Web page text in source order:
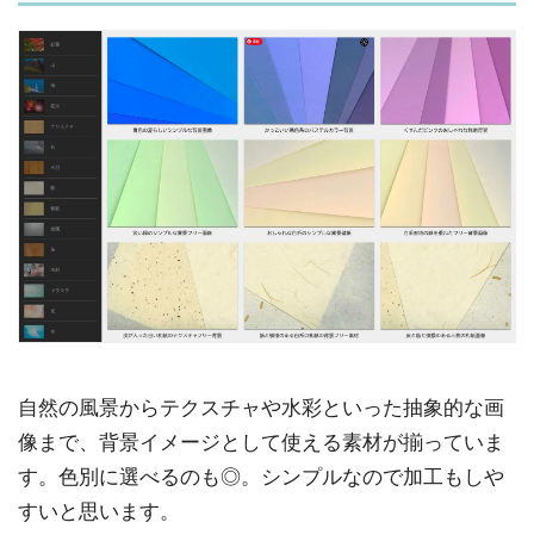
自然の風景からテクスチャや水彩といった抽象的な画
像まで、背景イメージとして使える素材が揃っていま
す。色別に選べるのも◎。シンプルなので加工もしや
すいと思います。